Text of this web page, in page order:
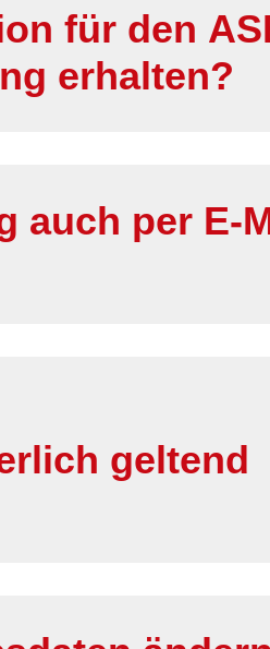
für den
erhalten?
auch per E-
geltend